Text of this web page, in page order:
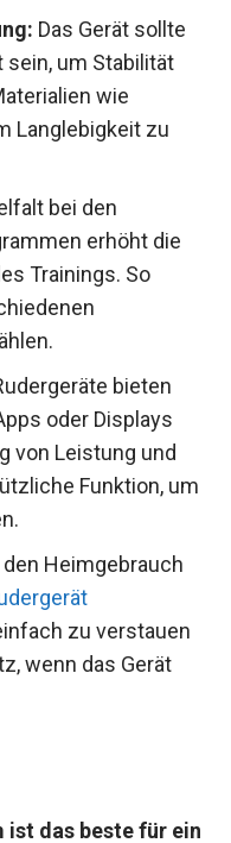
Das Gerät sollte
um Stabilität
wie
Langlebigkeit zu
bei den
erhöht die
Trainings. So
bieten
oder Displays
von Leistung und
Funktion, um
Heimgebrauch
zu verstauen
wenn das Gerät
ist das beste für ein